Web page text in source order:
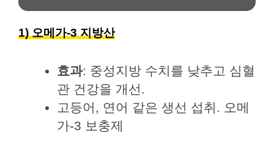
1) 오메가-3 지방산
효과: 중성지방 수치를 낮추고 심혈
관 건강을 개선.
고등어, 연어 같은 생선 섭취. 오메
가-3 보충제